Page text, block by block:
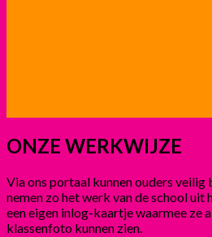
ONZE WERKWIJZE
Via ons portaal kunnen ouders veilig
nemen zo het werk van de school uit
een eigen inlog-kaartje waarmee ze
klassenfoto kunnen zien.